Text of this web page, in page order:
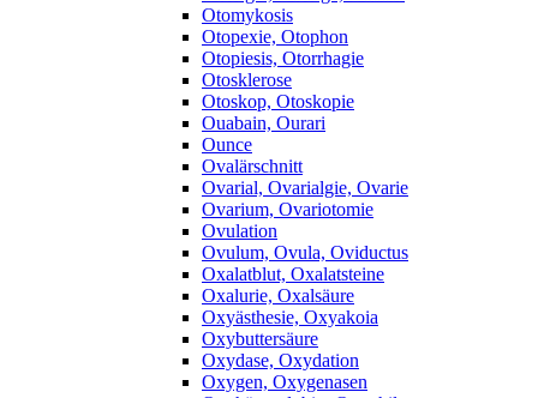
Otomykosis
Otopexie, Otophon
Otopiesis, Otorrhagie
Otosklerose
Otoskop, Otoskopie
Ouabain, Ourari
Ounce
Ovalärschnitt
Ovarial, Ovarialgie, Ovarie
Ovarium, Ovariotomie
Ovulation
Ovulum, Ovula, Oviductus
Oxalatblut, Oxalatsteine
Oxalurie, Oxalsäure
Oxyästhesie, Oxyakoia
Oxybuttersäure
Oxydase, Oxydation
Oxygen, Oxygenasen